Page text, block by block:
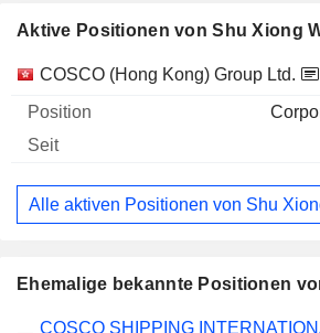
Aktive Positionen von Shu Xiong
Unternehmen Position Beginn
COSCO (Hong Kong) Group Ltd.
Alle aktiven Positionen von Shu
Ehemalige bekannte Positionen
Unternehmen Position Ende
COSCO SHIPPING